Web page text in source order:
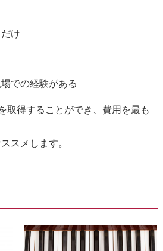
け
での経験がある
取得することができ、費用を最も
スメします。